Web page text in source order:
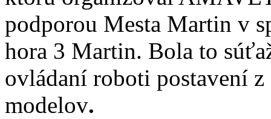
podporou Mesta Martin v
hora 3 Martin. Bola to
ovládaní roboti postavení
modelov.